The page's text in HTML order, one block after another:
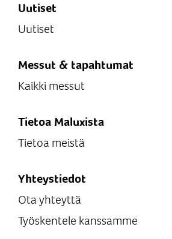
Uutiset
Uutiset
Messut & tapahtumat
Kaikki messut
Tietoa Maluxista
Tietoa meistä
Yhteystiedot
Ota yhteyttä
Työskentele kanssamme